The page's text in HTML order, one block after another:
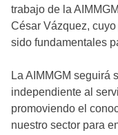
trabajo de la
César Vázquez,
sido fundamentales
La AIMMGM seguirá
independiente al
promoviendo el
nuestro sector para